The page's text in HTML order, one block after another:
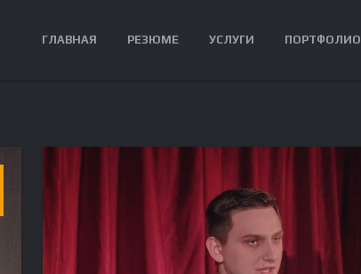
ГЛАВНАЯ РЕЗЮМЕ УСЛУГИ ПОРТФОЛИО